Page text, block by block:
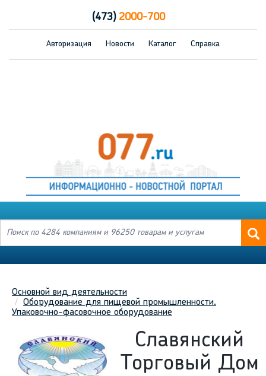
(473)2000-700
Авторизация Новости Каталог Справка
Основной вид деятельности
Оборудование для пищевой промышленности.
Упаковочно-фасовочное оборудование
Славянский
Торговый Дом